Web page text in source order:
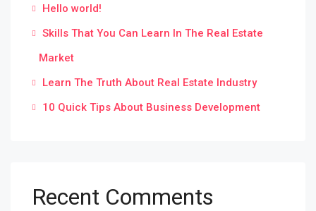
Hello world!
Skills That You Can Learn In The Real Estate
Market
Learn The Truth About Real Estate Industry
10 Quick Tips About Business Development
Recent Comments